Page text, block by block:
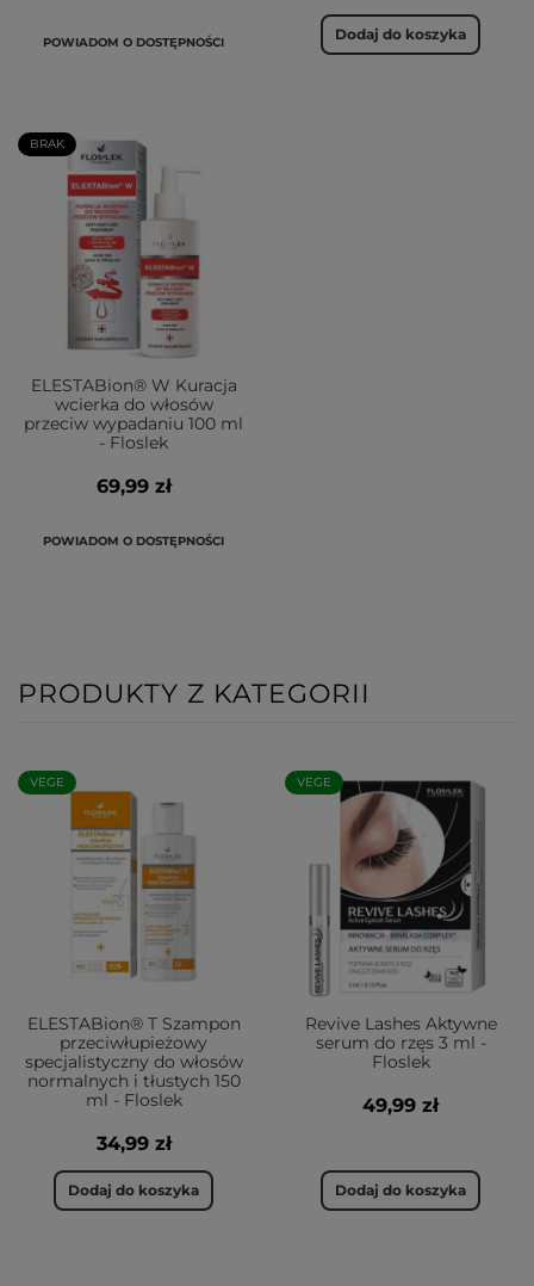
POWIADOM O DOSTĘPNOŚCI Dodaj do koszyka
BRAK
ELESTABion® W Kuracja
wcierka do włosów
przeciw wypadaniu 100 ml
- Floslek
69,99 zł
POWIADOM O DOSTĘPNOŚCI
PRODUKTY Z KATEGORII
VEGE
ELESTABion® T Szampon
przeciwłupieżowy
specjalistyczny do włosów
normalnych i tłustych 150
ml - Floslek
34,99 zł
Dodaj do koszyka
VEGE
Revive Lashes Aktywne
serum do rzęs 3 ml -
Floslek
49,99 zł
Dodaj do koszyka